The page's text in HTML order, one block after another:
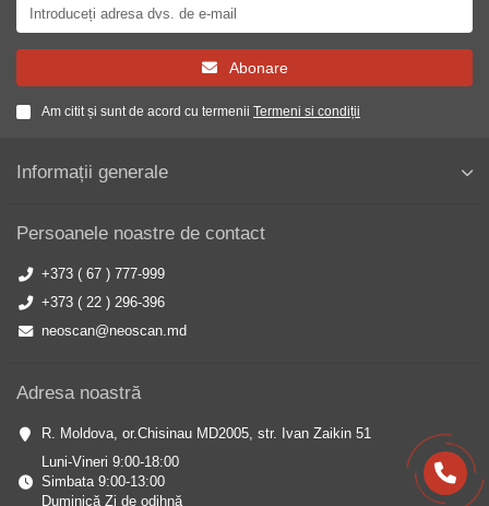
Abonare
Am citit și sunt de acord cu termenii Termeni si condiții
Informații generale
Persoanele noastre de contact
+373 ( 67 ) 777-999
+373 ( 22 ) 296-396
neoscan@neoscan.md
Adresa noastră
R. Moldova, or.Chisinau MD2005, str. Ivan Zaikin 51
Luni-Vineri 9:00-18:00
Simbata 9:00-13:00
Duminică Zi de odihnă